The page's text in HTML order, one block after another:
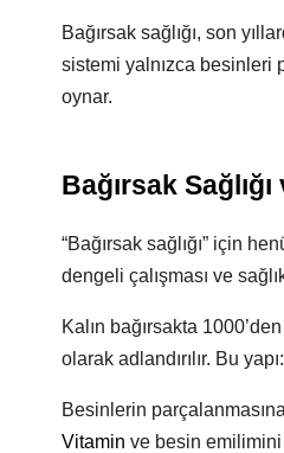
Bağırsak sağlığı, son
sistemi yalnızca besinleri
oynar.
Bağırsak
“Bağırsak sağlığı” için
dengeli çalışması ve
Kalın bağırsakta
olarak adlandırılır. Bu yapı:
Besinlerin
Vitamin ve besin